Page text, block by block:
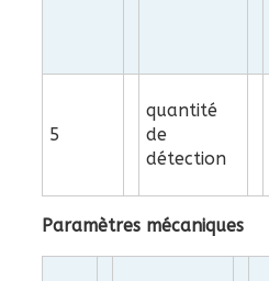
5
quantité
de
détection
Paramètres mécaniques